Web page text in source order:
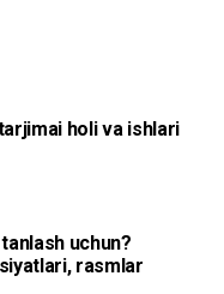
holi va ishlari
uchun?
rasmlar